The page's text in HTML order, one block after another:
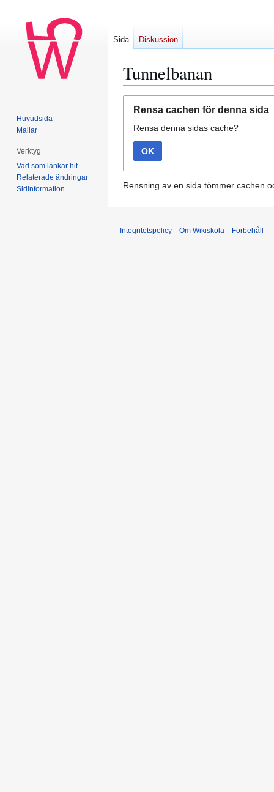
Tunnelbanan
navigering
sök
Rensa cachen för denna sida
Rensa denna sidas cache?
OK
Rensning av en sida tömmer cachen
Sida Diskussion
Huvudsida
Mallar
Verktyg
Vad som länkar hit
Relaterade ändringar
Sidinformation
Integritetspolicy Om Wikiskola Förbehåll